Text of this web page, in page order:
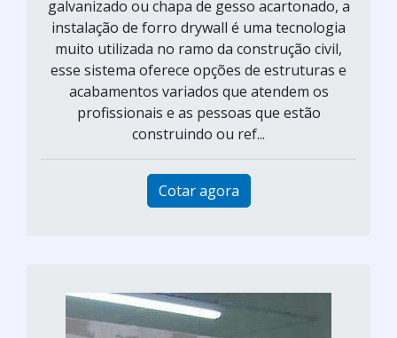
galvanizado ou chapa de gesso acartonado, a
instalação de forro drywall é uma tecnologia
muito utilizada no ramo da construção civil,
esse sistema oferece opções de estruturas e
acabamentos variados que atendem os
profissionais e as pessoas que estão
construindo ou ref...
Cotar agora